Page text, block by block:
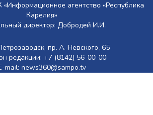
агентство «Республика
Карелия»
директор: Добродей И.И.
пр. А. Невского, 65
редакции: +7 (8142) 56-00-00
mail: news360@sampo.tv